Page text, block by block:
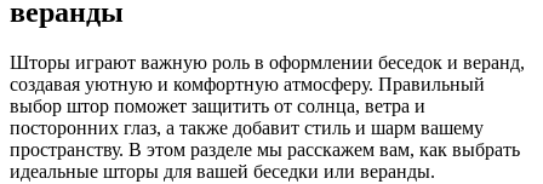
веранды
Шторы играют важную роль в оформлении беседок и веранд,
создавая уютную и комфортную атмосферу. Правильный
выбор штор поможет защитить от солнца, ветра и
посторонних глаз, а также добавит стиль и шарм вашему
пространству. В этом разделе мы расскажем вам, как выбрать
идеальные шторы для вашей беседки или веранды.